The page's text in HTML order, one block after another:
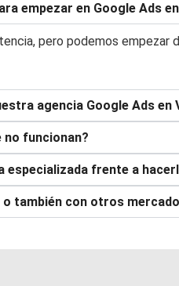
empezar en Google Ads
pero podemos
agencia Google Ads en
no funcionan?
especializada frente a
también con otros